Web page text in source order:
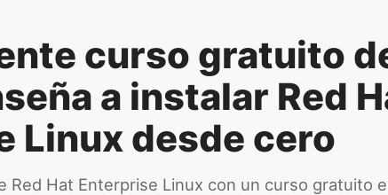
curso gratuito
a instalar Red
Linux desde cero
Red Hat Enterprise Linux con un curso gratuito